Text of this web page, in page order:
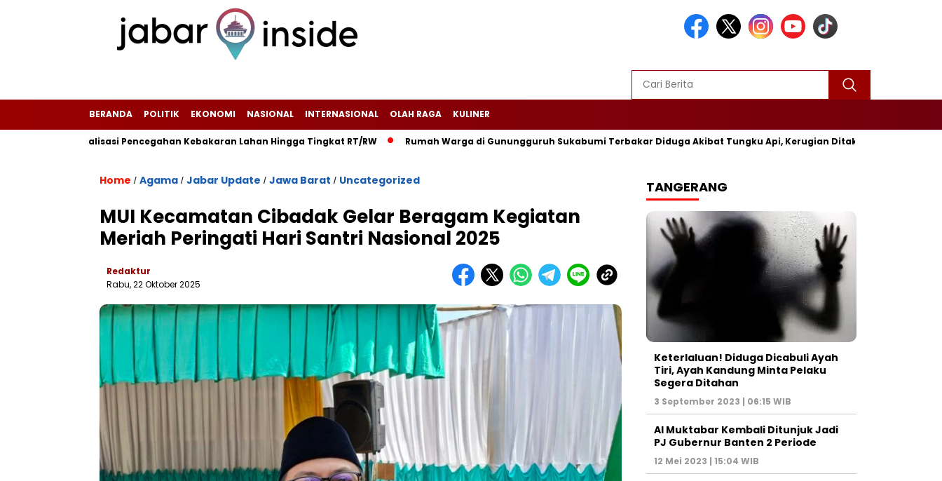
BERANDA POLITIK EKONOMI NASIONAL INTERNASIONAL OLAH RAGA KULINER
Sosialisasi Pencegahan Kebakaran Lahan Hingga Tingkat RT/RW‎ ‎Rumah Warga di Gunungguruh Sukabumi Terbakar Diduga Akibat Tungku Api, Kerugian Ditaksir Rp25 Juta
Home / Agama / Jabar Update / Jawa Barat / Uncategorized
‎MUI Kecamatan Cibadak Gelar Beragam Kegiatan
Meriah Peringati Hari Santri Nasional 2025
Redaktur
Rabu, 22 Oktober 2025
TANGERANG
Keterlaluan! Diduga Dicabuli Ayah
Tiri, Ayah Kandung Minta Pelaku
Segera Ditahan
3 September 2023 | 06:15 WIB
Al Muktabar Kembali Ditunjuk Jadi
PJ Gubernur Banten 2 Periode
12 Mei 2023 | 15:04 WIB